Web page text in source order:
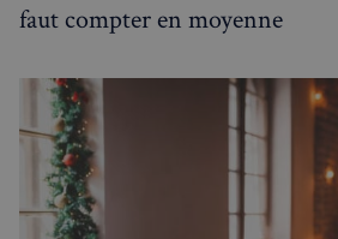
faut compter en moyenne